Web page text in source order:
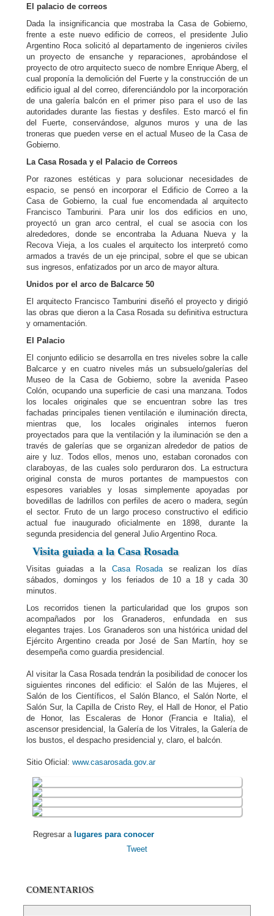
El palacio de correos
Dada la insignificancia que mostraba la Casa de Gobierno,
frente a este nuevo edificio de correos, el presidente Julio
Argentino Roca solicitó al departamento de ingenieros civiles
un proyecto de ensanche y reparaciones, aprobándose el
proyecto de otro arquitecto sueco de nombre Enrique Aberg, el
cual proponía la demolición del Fuerte y la construcción de un
edificio igual al del correo, diferenciándolo por la incorporación
de una galería balcón en el primer piso para el uso de las
autoridades durante las fiestas y desfiles. Esto marcó el fin
del Fuerte, conservándose, algunos muros y una de las
troneras que pueden verse en el actual Museo de la Casa de
Gobierno.
La Casa Rosada y el Palacio de Correos
Por razones estéticas y para solucionar necesidades de
espacio, se pensó en incorporar el Edificio de Correo a la
Casa de Gobierno, la cual fue encomendada al arquitecto
Francisco Tamburini. Para unir los dos edificios en uno,
proyectó un gran arco central, el cual se asocia con los
alrededores, donde se encontraba la Aduana Nueva y la
Recova Vieja, a los cuales el arquitecto los interpretó como
armados a través de un eje principal, sobre el que se ubican
sus ingresos, enfatizados por un arco de mayor altura.
Unidos por el arco de Balcarce 50
El arquitecto Francisco Tamburini diseñó el proyecto y dirigió
las obras que dieron a la Casa Rosada su definitiva estructura
y ornamentación.
El Palacio
El conjunto edilicio se desarrolla en tres niveles sobre la calle
Balcarce y en cuatro niveles más un subsuelo/galerías del
Museo de la Casa de Gobierno, sobre la avenida Paseo
Colón, ocupando una superficie de casi una manzana. Todos
los locales originales que se encuentran sobre las tres
fachadas principales tienen ventilación e iluminación directa,
mientras que, los locales originales internos fueron
proyectados para que la ventilación y la iluminación se den a
través de galerías que se organizan alrededor de patios de
aire y luz. Todos ellos, menos uno, estaban coronados con
claraboyas, de las cuales solo perduraron dos. La estructura
original consta de muros portantes de mampuestos con
espesores variables y losas simplemente apoyadas por
bovedillas de ladrillos con perfiles de acero o madera, según
el sector. Fruto de un largo proceso constructivo el edificio
actual fue inaugurado oficialmente en 1898, durante la
segunda presidencia del general Julio Argentino Roca.
Visita guiada a la Casa Rosada
Visitas guiadas a la Casa Rosadase realizan los días
sábados, domingos y los feriados de 10 a 18 y cada 30
minutos.
Los recorridos tienen la particularidad que los grupos son
acompañados por los Granaderos, enfundada en sus
elegantes trajes. Los Granaderos son una histórica unidad del
Ejército Argentino creada por José de San Martín, hoy se
desempeña como guardia presidencial.
Al visitar la Casa Rosada tendrán la posibilidad de conocer los
siguientes rincones del edificio: el Salón de las Mujeres, el
Salón de los Científicos, el Salón Blanco, el Salón Norte, el
Salón Sur, la Capilla de Cristo Rey, el Hall de Honor, el Patio
de Honor, las Escaleras de Honor (Francia e Italia), el
ascensor presidencial, la Galería de los Vitrales, la Galería de
los bustos, el despacho presidencial y, claro, el balcón.
Sitio Oficial: www.casarosada.gov.ar
Regresar a lugares para conocer
Tweet
COMENTARIOS